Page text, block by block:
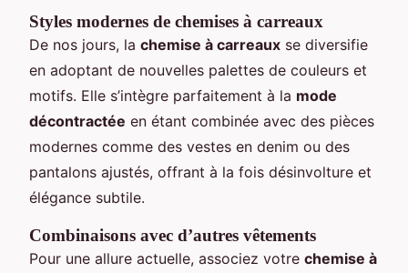
Styles modernes de chemises à carreaux
De nos jours, la chemise à carreaux se diversifie
en adoptant de nouvelles palettes de couleurs et
motifs. Elle s’intègre parfaitement à la mode
décontractée en étant combinée avec des pièces
modernes comme des vestes en denim ou des
pantalons ajustés, offrant à la fois désinvolture et
élégance subtile.
Combinaisons avec d’autres vêtements
Pour une allure actuelle, associez votre chemise à